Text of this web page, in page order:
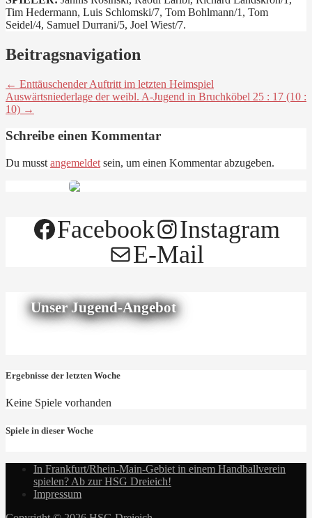
Tim Hedermann, Luis Schlomski/7, Tom Bohlmann/1, Tom
Seidel/4, Samuel Durrani/5, Joel Wiest/7.
Beitragsnavigation
← Enttäuschender Auftritt im letzten Heimspiel
Auswärtsniederlage der weibl. A-Jugend in Bruchköbel 25 : 17 (10 :
10) →
Schreibe einen Kommentar
Du musst angemeldet sein, um einen Kommentar abzugeben.
Facebook
Instagram
E-Mail
Unser Jugend-Angebot
Ergebnisse der letzten Woche
Keine Spiele vorhanden
Spiele in dieser Woche
In Frankfurt/Rhein-Main-Gebiet in einem Handballverein
spielen? Ab zur HSG Dreieich!
Impressum